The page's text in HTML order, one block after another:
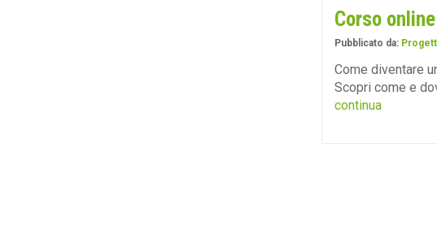
Corso
Pubblicato da:
Come diventare
Scopri come e
continua